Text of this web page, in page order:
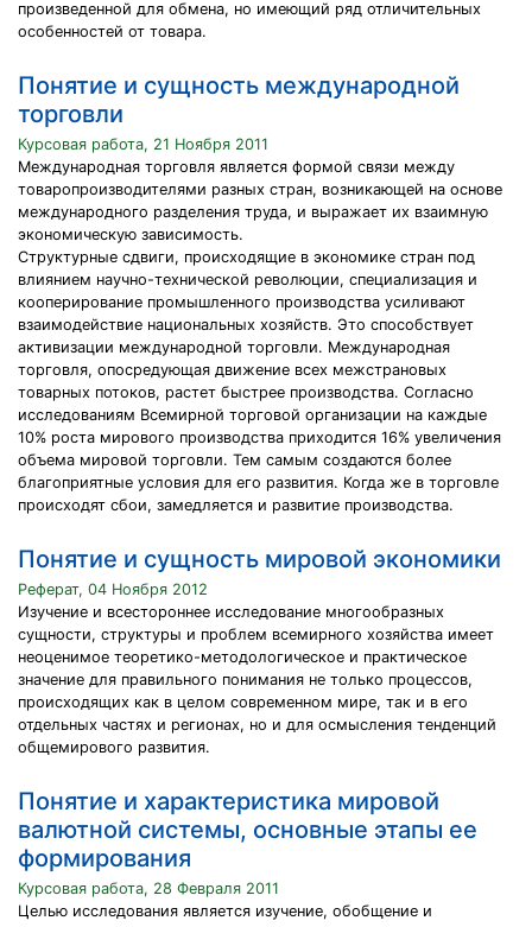
произведенной для обмена, но имеющий ряд отличительных
особенностей от товара.
Понятие и сущность международной
торговли
Курсовая работа, 21 Ноября 2011
Международная торговля является формой связи между
товаропроизводителями разных стран, возникающей на основе
международного разделения труда, и выражает их взаимную
экономическую зависимость.
Структурные сдвиги, происходящие в экономике стран под
влиянием научно-технической революции, специализация и
кооперирование промышленного производства усиливают
взаимодействие национальных хозяйств. Это способствует
активизации международной торговли. Международная
торговля, опосредующая движение всех межстрановых
товарных потоков, растет быстрее производства. Согласно
исследованиям Всемирной торговой организации на каждые
10% роста мирового производства приходится 16% увеличения
объема мировой торговли. Тем самым создаются более
благоприятные условия для его развития. Когда же в торговле
происходят сбои, замедляется и развитие производства.
Понятие и сущность мировой экономики
Реферат, 04 Ноября 2012
Изучение и всестороннее исследование многообразных
сущности, структуры и проблем всемирного хозяйства имеет
неоценимое теоретико-методологическое и практическое
значение для правильного понимания не только процессов,
происходящих как в целом современном мире, так и в его
отдельных частях и регионах, но и для осмысления тенденций
общемирового развития.
Понятие и характеристика мировой
валютной системы, основные этапы ее
формирования
Курсовая работа, 28 Февраля 2011
Целью исследования является изучение, обобщение и